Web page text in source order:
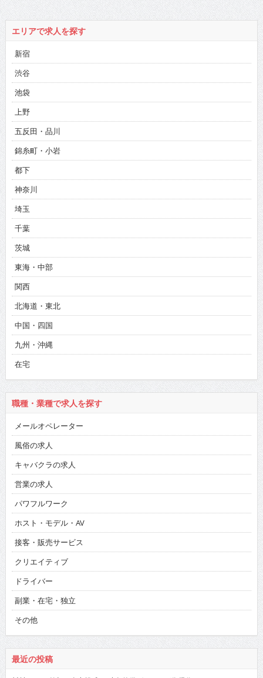
エリアで求人を探す
新宿
渋谷
池袋
上野
五反田・品川
錦糸町・小岩
都下
神奈川
埼玉
千葉
茨城
東海・中部
関西
北海道・東北
中国・四国
九州・沖縄
在宅
職種・業種で求人を探す
メールオペレーター
風俗の求人
キャバクラの求人
営業の求人
パワフルワーク
ホスト・モデル・AV
接客・販売サービス
クリエイティブ
ドライバー
副業・在宅・独立
その他
最近の投稿